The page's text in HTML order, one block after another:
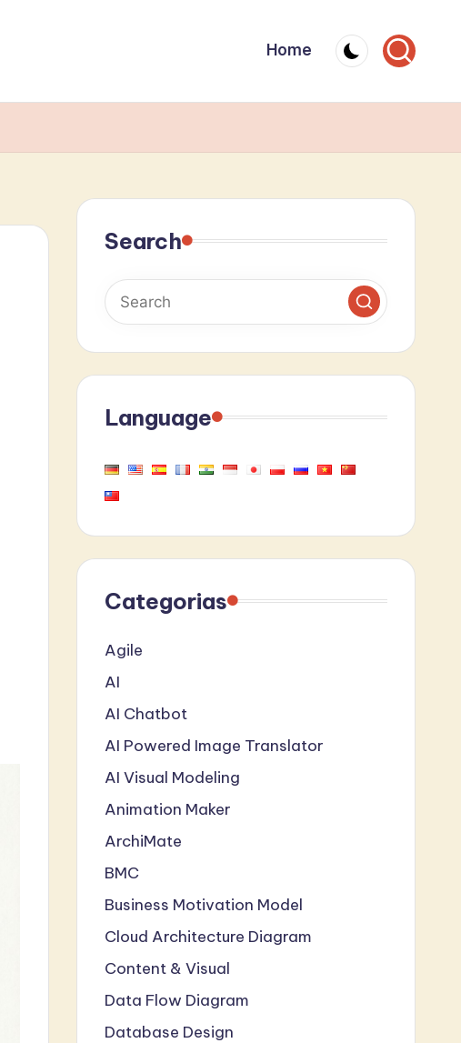
Home
Search
Language
Categorias
Agile
AI
AI Chatbot
AI Powered Image Translator
AI Visual Modeling
Animation Maker
ArchiMate
BMC
Business Motivation Model
Cloud Architecture Diagram
Content & Visual
Data Flow Diagram
Database Design